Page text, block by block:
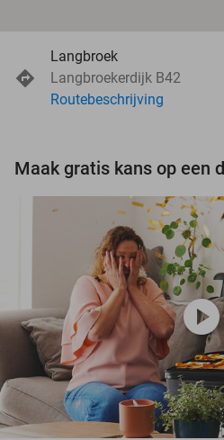
Langbroek
Langbroekerdijk B42
Routebeschrijving
play_circle